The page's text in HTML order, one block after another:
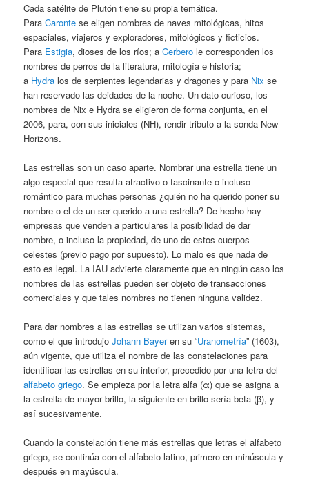
Cada satélite de Plutón tiene su propia temática.
ParaCaronte se eligen nombres de naves mitológicas, hitos
espaciales, viajeros y exploradores, mitológicos y ficticios.
Para Estigia, dioses de los ríos; aCerbero le corresponden los
nombres de perros de la literatura, mitología e historia;
a Hydra los de serpientes legendarias y dragones y para Nix se
han reservado las deidades de la noche. Un dato curioso, los
nombres de Nix e Hydra se eligieron de forma conjunta, en el
2006, para, con sus iniciales (NH), rendir tributo a la sonda New
Horizons.
Las estrellas son un caso aparte. Nombrar una estrella tiene un
algo especial que resulta atractivo o fascinante o incluso
romántico para muchas personas ¿quién no ha querido poner su
nombre o el de un ser querido a una estrella? De hecho hay
empresas que venden a particulares la posibilidad de dar
nombre, o incluso la propiedad, de uno de estos cuerpos
celestes (previo pago por supuesto). Lo malo es que nada de
esto es legal. La IAU advierte claramente que en ningún caso los
nombres de las estrellas pueden ser objeto de transacciones
comerciales y que tales nombres no tienen ninguna validez.
Para dar nombres a las estrellas se utilizan varios sistemas,
como el que introdujoJohann Bayeren su “Uranometría” (1603),
aún vigente, que utiliza el nombre de las constelaciones para
identificar las estrellas en su interior, precedido por una letra del
alfabeto griego. Se empieza por la letra alfa (α) que se asigna a
la estrella de mayor brillo, la siguiente en brillo sería beta (β), y
así sucesivamente.
Cuando la constelación tiene más estrellas que letras el alfabeto
griego, se continúa con el alfabeto latino, primero en minúscula y
después en mayúscula.